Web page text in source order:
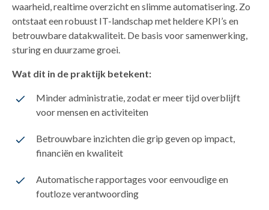
waarheid, realtime overzicht en slimme automatisering. Zo
ontstaat een robuust IT-landschap met heldere KPI’s en
betrouwbare datakwaliteit. De basis voor samenwerking,
sturing en duurzame groei.
Wat dit in de praktijk betekent:
Minder administratie, zodat er meer tijd overblijft
voor mensen en activiteiten
Betrouwbare inzichten die grip geven op impact,
financiën en kwaliteit
Automatische rapportages voor eenvoudige en
foutloze verantwoording